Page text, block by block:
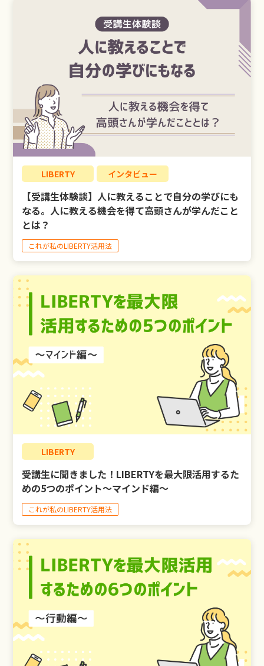
LIBERTY インタビュー
【受講生体験談】人に教えることで自分の学びにも
なる。人に教える機会を得て高頭さんが学んだこと
とは？
これが私のLIBERTY活用法
LIBERTY
受講生に聞きました！LIBERTYを最大限活用するた
めの5つのポイント～マインド編～
これが私のLIBERTY活用法